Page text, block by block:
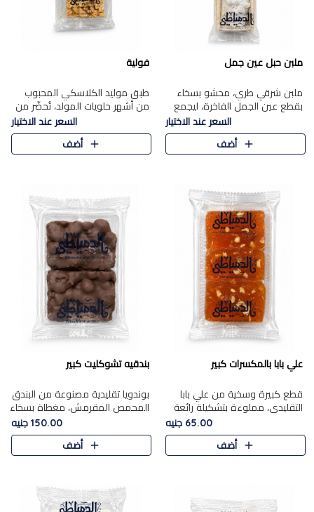
ملبن حبل عين جمل
ملبن شرقي طري، محشو بسخاء
بقطع عين الجمل الفاخرة، ليجمع
بين القوام الناعم وقرمشة الجوز
في مذاق شرقي أصيل.
السعر عند الاختيار
أضف
فولية
طبق موليد الكلاسكي المحبوب
من أشهر حلويات المولد، تُحضّر من
فول سوداني محمص بعناية
ومغلف بطبقة رقيقة من السكر
المكرمل، لتمنحك قرمشة أصيلة
السعر عند الاختيار
أضف
علي بابا بالمكسرات كبير
قطع كبيرة وسخية من علي بابا
التقليدي، مملوءة بتشكيلة رائعة
من المكسرات المحمصة المحمرة.
65.00 جنيه
أضف
بندقيه تشوكليت كبير
بوندويا تقليدية مصنوعة من البندق
المحمص المقرمش، مغطاة بسخاء
بشوكولاتة فاخرة غنية لتحقيق
التوازن المثالي بين قوام القرمشة
ونكهة الشوكولاتة ا..
150.00 جنيه
أضف